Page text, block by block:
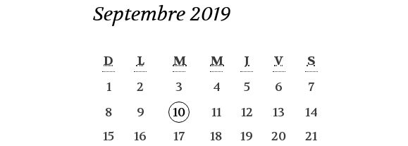
Septembre 2019
D L M M J V
S
1
2 3 4 5 6
7
8
9 10 11 12 13
14
15
16 17 18 19 20
21